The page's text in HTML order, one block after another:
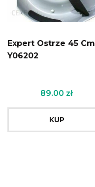
Expert Ostrze 45 Cm
Y06202
89.00 zł
KUP